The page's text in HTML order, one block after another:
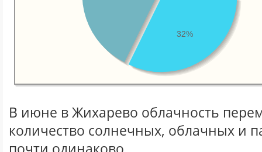
32%
В июне в Жихарево облачность
количество солнечных, облачных и